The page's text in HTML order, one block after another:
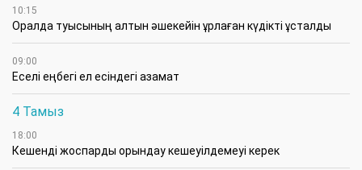
10:15
Оралда туысының алтын әшекейін ұрлаған күдікті ұсталды
09:00
Еселі еңбегі ел есіндегі азамат
4 Тамыз
18:00
Кешенді жоспарды орындау кешеуілдемеуі керек